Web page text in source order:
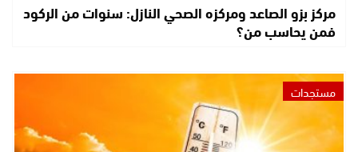
مركز بزو الصاعد ومركزه الصحي النازل: سنوات من الركود
فمن يحاسب من؟
مستجدات